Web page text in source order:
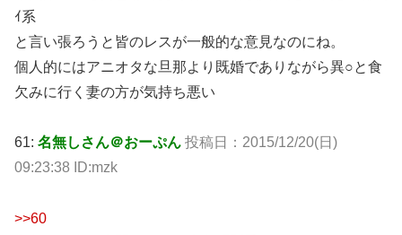
ｲ系
と言い張ろうと皆のレスが一般的な意見なのにね。
個人的にはアニオタな旦那より既婚でありながら異○と食
欠みに行く妻の方が気持ち悪い
61: 名無しさん＠おーぷん 投稿日：2015/12/20(日)
09:23:38 ID:mzk
>>60